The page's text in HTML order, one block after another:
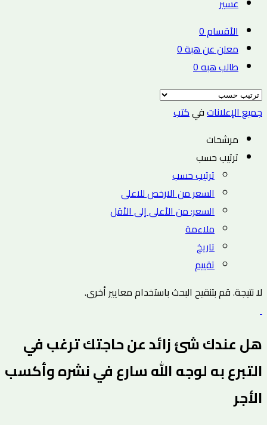
عسير
الأقسام0
معلن عن هبة0
طالب هبه0
جميع الإعلاناتفيكتب
مرشحات
ترتيب حسب
ترتيب حسب
السعر من الارخص للاعلى
السعر: من الأعلى إلى الأقل
ملاءمة
تاريخ
تقييم
لا نتيجة. قم بتنقيح البحث باستخدام معايير أخرى.
هل عندك شئ زائد عن حاجتك ترغب في
التبرع به لوجه الله سارع في نشره وأكسب
الأجر